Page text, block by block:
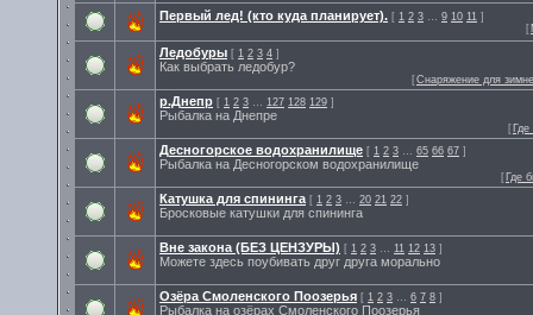
Первый лед! (кто куда планирует). [ 1 2 3 … 9 10 11 ]
[
Ледобуры [ 1 2 3 4 ]
Как выбрать ледобур?
[Снаряжение для
р.Днепр [ 1 2 3 … 127 128 129 ]
Рыбалка на Днепре
[
Десногорское водохранилище [ 1 2 3 … 65 66 67 ]
Рыбалка на Десногорском водохранилище
[ Где
Катушка для спининга [ 1 2 3 … 20 21 22 ]
Бросковые катушки для спининга
Вне закона (БЕЗ ЦЕНЗУРЫ) [ 1 2 3 … 11 12 13 ]
Можете здесь поубивать друг друга морально
Озёра Смоленского Поозерья [ 1 2 3 … 6 7 8 ]
Рыбалка на озёрах Смоленского Поозерья